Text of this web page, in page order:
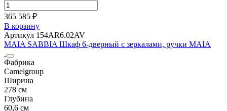
365 585 ₽
В корзину
Артикул 154AR6.02AV
MAIA SABBIA Шкаф 6-дверный с зеркалами, ручки MAIA
Фабрика
Camelgroup
Ширина
278 см
Глубина
60,6 см